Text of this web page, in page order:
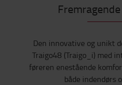
Den innovative og unikt
Traigo48 (Traigo_i) med
føreren enestående
både indendørs